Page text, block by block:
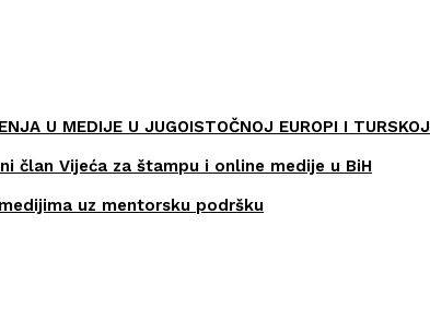
U MEDIJE U JUGOISTOČNOJ EUROPI I TURSKOJ
član Vijeća za štampu i online medije u BiH
uz mentorsku podršku